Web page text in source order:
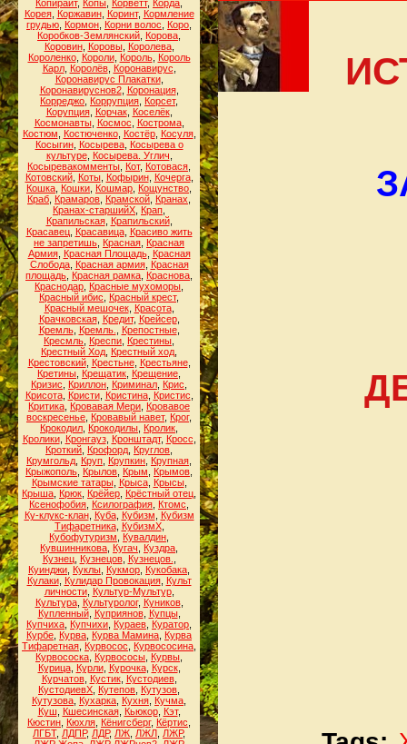
Копирайт, Копы Корветт, Корда
Корея, Коржавин, Коринт, Кормление
грудью Кормон Корни волос Коро
Коробков-Землянский Корова
Коровин, Коровы, Королева,
Короленко, Короли, Король, Король
Карл, Королёв, Коронавирус
Коронавирус Плакатки,
Коронавируснов2, Коронация,
Корреджо Коррупция Корсет,
Корупция, Корчак, Коселёк,
Космонавты, Космос Кострома,
Костюм
Костюченко, Костёр, Косуля,
Косыгин, Косырева, Косырева о
культуре, Косырева. Углич
Косыревакомменты Кот, Котовася
Котовский, Коты, Кофырин, Кочерга,
Кошка Кошки Кошмар Кощунство
Краб Крамаров Крамской Кранах
Кранах-старшийХ Крап
Крапильская, Крапильский,
Красавец, Красавица, Красиво жить
не запретишь Красная Красная
Армия, Красная Площадь, Красная
Слобода, Красная армия, Красная
площадь Красная рамка Краснова
Краснодар Красные мухоморы
Красный ибис
Красный крест,
Красный мешочек, Красота,
Крачковская, Кредит, Крейсер,
Кремль, Кремль. Крепостные,
Кресмль Креспи Крестины
Крестный Ход Крестный ход
Крестовский, Крестьне, Крестьяне,
Кретины Крещатик Крещение
Кризис
Криллон Криминал Крис
Крисота, Кристи, Кристина, Кристис
Критика Кровавая Мери Кровавое
воскресенье Кровавый навет, Крог,
Крокодил Крокодилы Кролик
Кролики, Кронгауз, Кронштадт, Кросс
Кроткий Крофорд Круглов
Крумгольд Круп Крупкин Крупная
Крыжополь Крылов Крым Крымов
Крымские татары, Крыса, Крысы,
Крыша Крюк Крёйер Крёстный отец
Ксенофобия Ксилография Ктомс
Ку-клукс-клан, Куба, Кубизм
Кубизм
Тифаретника, КубизмХ,
Кубофутуризм
Кувалдин
Кувшинникова Кугач Куздра
Кузнец, Кузнецов, Кузнецов.
Куинджи Куклы Кукмор Кукобака
Кулаки, Кулидар Провокация, Культ
личности, Культур-Мультур,
Культура, Культуролог, Куников,
Купленный, Куприянов, Купцы,
Купчиха Купчихи Кураев Куратор
Курбе Курва Курва Мамина Курва
Тифаретная Курвосос Курвососина
Курвососка Курвососы Курвы
Курица, Курли, Курочка, Курск,
Курчатов, Кустик, Кустодиев,
КустодиевХ Кутепов Кутузов
Кутузова Кухарка Кухня Кучма
Куш
Кшесинская, Кьюкор, Кэт,
Кюстин Кюхля Кёнигсберг, Кёртис
ЛГБТ, ЛДПР, ЛДР, ЛЖ ЛЖЛ ЛЖР,